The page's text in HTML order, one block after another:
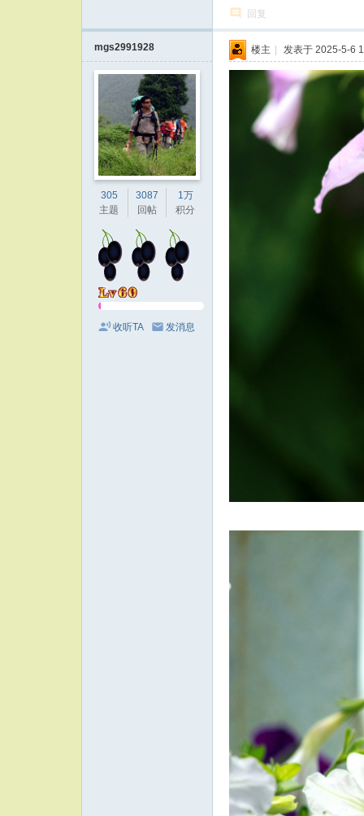
回复
mgs2991928
305
主题
3087
回帖
1万
积分
收听TA 发消息
楼主 | 发表于 2025-5-6